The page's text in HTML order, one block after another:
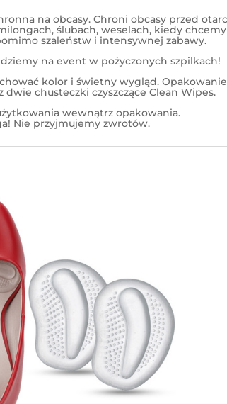
na obcasy. Chroni obcasy przed
ślubach, weselach, kiedy
szaleństw i intensywnej zabawy.
na event w pożyczonych szpilkach!
kolor i świetny wygląd.
dwie chusteczki czyszczące Clean Wipes.
wewnątrz opakowania.
Nie przyjmujemy zwrotów.